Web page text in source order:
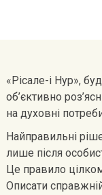
«Рісале-і Нур»,
об’єктивно
на духовні
Найправильні
лише після
Це правило
Описати